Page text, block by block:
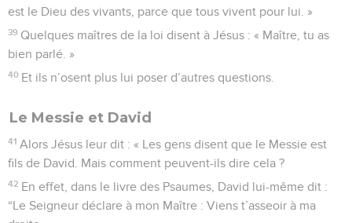
est le Dieu des vivants, parce que tous vivent pour lui. »
39 Quelques maîtres de la loi disent à Jésus : « Maître, tu as
bien parlé. »
40 Et ils n’osent plus lui poser d’autres questions.
Le Messie et David
41 Alors Jésus leur dit : « Les gens disent que le Messie est
fils de David. Mais comment peuvent-ils dire cela ?
42 En effet, dans le livre des Psaumes, David lui-même dit :
“Le Seigneur déclare à mon Maître : Viens t’asseoir à ma